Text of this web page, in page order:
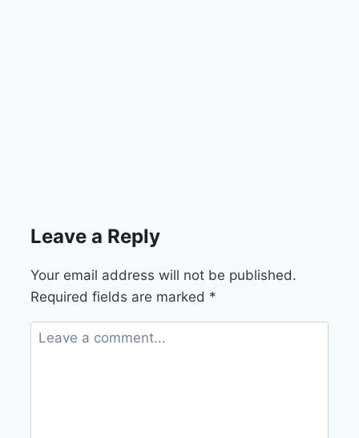
Leave a Reply
Your email address will not be published.
Required fields are marked *